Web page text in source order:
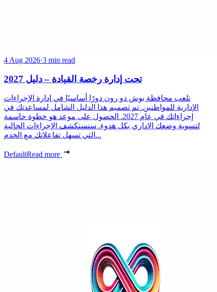
4 Aug 2026·3 min read
تحت إدارة رخصة القيادة – دليل 2027
تلعب محافظة بوش دو رون دورًا أساسيًا في إدارة الإجراءات
الإدارية للمواطنين. تم تصميم هذا الدليل الشامل لمساعدتك في
إجراءاتك في عام 2027. الحصول على موعد هو خطوة حاسمة
لتسوية وضعك الإداري بكل هدوء. سنستكشف الإجراءات الحالية
التي تسهل تفاعلاتك مع الخدم...
DefaultRead more